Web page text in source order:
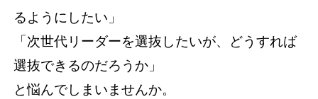
るようにしたい」
「次世代リーダーを選抜したいが、どうすれば
選抜できるのだろうか」
と悩んでしまいませんか。